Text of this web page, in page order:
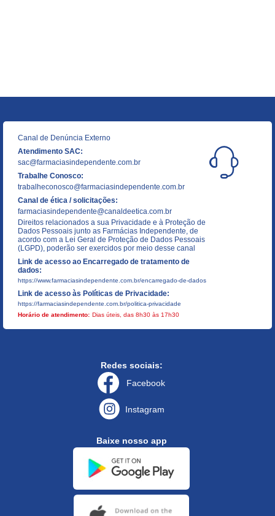
Canal de Denúncia Externo
Atendimento SAC:
sac@farmaciasindependente.com.br
Trabalhe Conosco:
trabalheconosco@farmaciasindependente.com.br
Canal de ética / solicitações:
farmaciasindependente@canaldeetica.com.br
Direitos relacionados a sua Privacidade e à Proteção de
Dados Pessoais junto as Farmácias Independente, de
acordo com a Lei Geral de Proteção de Dados Pessoais
(LGPD), poderão ser exercidos por meio desse canal
Link de acesso ao Encarregado de tratamento de
dados:
https://www.farmaciasindependente.com.br/encarregado-de-dados
Link de acesso às Políticas de Privacidade:
https://farmaciasindependente.com.br/politica-privacidade
Horário de atendimento: Dias úteis, das 8h30 às 17h30
Redes sociais:
Facebook
Instagram
Baixe nosso app